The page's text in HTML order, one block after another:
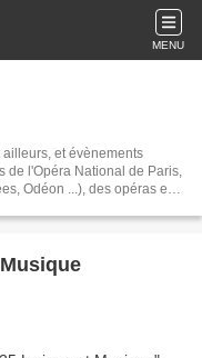
MENU
et évènements
Odéon ...), des opéras en